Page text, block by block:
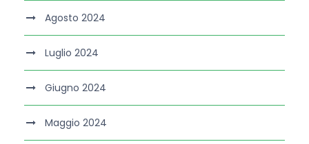
Agosto 2024
Luglio 2024
Giugno 2024
Maggio 2024